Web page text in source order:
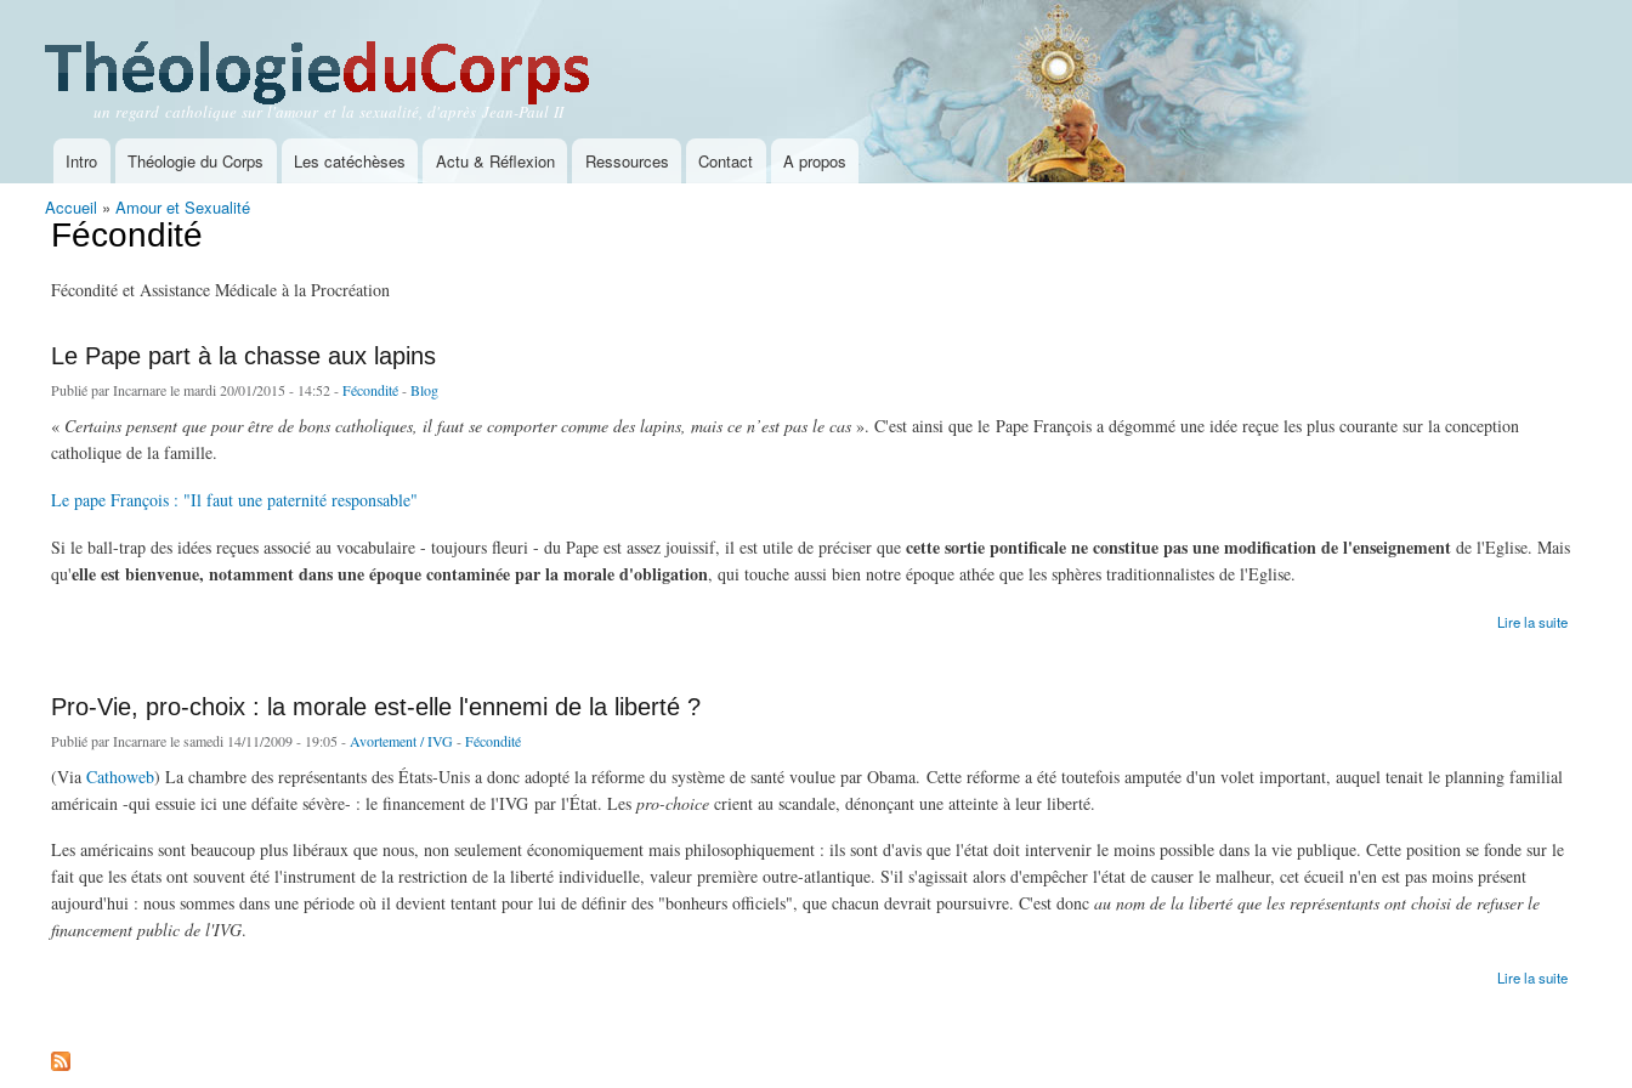
Théologie du Corps
un regard catholique sur l'amour et la sexualité, d'après Jean-Paul II
Menu principal
Intro Théologie du Corps Les catéchèses Actu & Réflexion Ressources Contact A propos
Vous êtes ici
Accueil » Amour et Sexualité
Fécondité
Fécondité et Assistance Médicale à la Procréation
Le Pape part à la chasse aux lapins
Publié parIncarnarele mardi 20/01/2015 - 14:52 -Fécondité-Blog
« Certains pensent que pour être de bons catholiques, il faut se comporter comme des lapins, mais ce n’est pas le cas ». C'est ainsi que le Pape François a dégommé une idée reçue les plus courante sur la conception
catholique de la famille.
Le pape François : "Il faut une paternité responsable"
Si le ball-trap des idées reçues associé au vocabulaire - toujours fleuri - du Pape est assez jouissif, il est utile de préciser que cette sortie pontificale ne constitue pas une modification de l'enseignement de l'Eglise. Mais
qu'elle est bienvenue, notamment dans une époque contaminée par la morale d'obligation, qui touche aussi bien notre époque athée que les sphères traditionnalistes de l'Eglise.
Lire la suite
Pro-Vie, pro-choix : la morale est-elle l'ennemi de la liberté ?
Publié parIncarnarele samedi 14/11/2009 - 19:05 - Avortement / IVG-Fécondité
(Via Cathoweb) La chambre des représentants des États-Unis a donc adopté la réforme du système de santé voulue par Obama. Cette réforme a été toutefois amputée d'un volet important, auquel tenait le planning familial
américain -qui essuie ici une défaite sévère- : le financement de l'IVG par l'État. Les pro-choice crient au scandale, dénonçant une atteinte à leur liberté.
Les américains sont beaucoup plus libéraux que nous, non seulement économiquement mais philosophiquement : ils sont d'avis que l'état doit intervenir le moins possible dans la vie publique. Cette position se fonde sur le
fait que les états ont souvent été l'instrument de la restriction de la liberté individuelle, valeur première outre-atlantique. S'il s'agissait alors d'empêcher l'état de causer le malheur, cet écueil n'en est pas moins présent
aujourd'hui : nous sommes dans une période où il devient tentant pour lui de définir des "bonheurs officiels", que chacun devrait poursuivre. C'est donc au nom de la liberté que les représentants ont choisi de refuser le
financement public de l'IVG.
Lire la suite